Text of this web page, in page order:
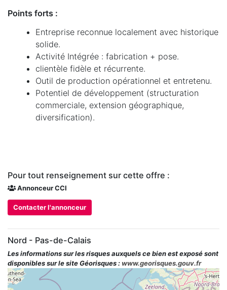
Points forts :
Entreprise reconnue localement avec historique
solide.
Activité Intégrée : fabrication + pose.
clientèle fidèle et récurrente.
Outil de production opérationnel et entretenu.
Potentiel de développement (structuration
commerciale, extension géographique,
diversification).
Pour tout renseignement sur cette offre :
Annonceur CCI
Contacter l'annonceur
Nord - Pas-de-Calais
Les informations sur les risques auxquels ce bien est exposé sont
disponibles sur le site Géorisques : www.georisques.gouv.fr